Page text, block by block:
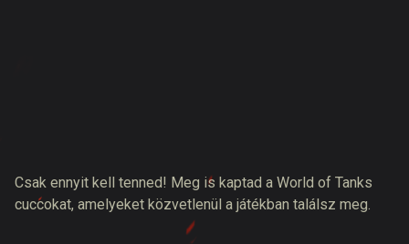
Csak ennyit kell tenned! Meg is kaptad a World of Tanks
cuccokat, amelyeket közvetlenül a játékban találsz meg.